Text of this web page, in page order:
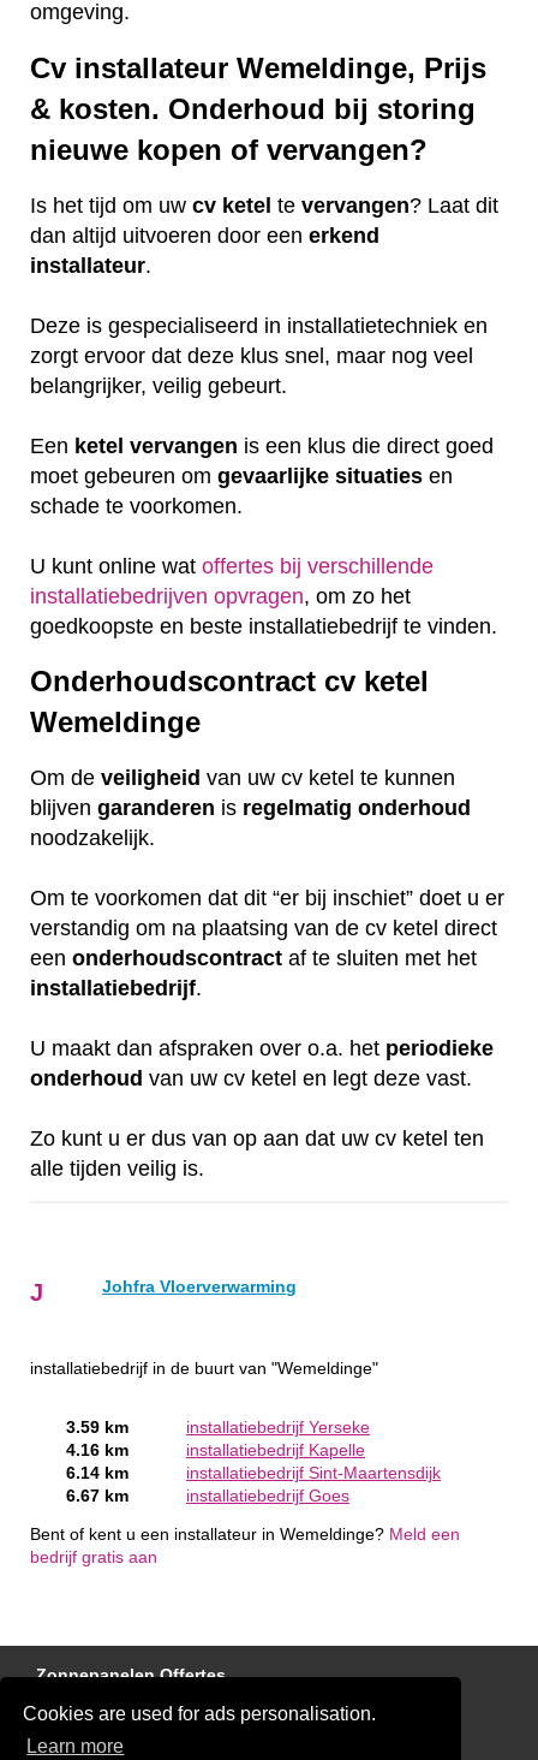
Cookies are used for ads personalisation.
Learn more
omgeving.
Cv installateur Wemeldinge, Prijs
& kosten. Onderhoud bij storing
nieuwe kopen of vervangen?
Is het tijd om uw cv ketel te vervangen? Laat dit
dan altijd uitvoeren door een erkend
installateur.
Deze is gespecialiseerd in installatietechniek en
zorgt ervoor dat deze klus snel, maar nog veel
belangrijker, veilig gebeurt.
Een ketel vervangen is een klus die direct goed
moet gebeuren om gevaarlijke situaties en
schade te voorkomen.
U kunt online wat offertes bij verschillende
installatiebedrijven opvragen, om zo het
goedkoopste en beste installatiebedrijf te vinden.
Onderhoudscontract cv ketel
Wemeldinge
Om de veiligheid van uw cv ketel te kunnen
blijven garanderen is regelmatig onderhoud
noodzakelijk.
Om te voorkomen dat dit “er bij inschiet” doet u er
verstandig om na plaatsing van de cv ketel direct
een onderhoudscontract af te sluiten met het
installatiebedrijf.
U maakt dan afspraken over o.a. het periodieke
onderhoud van uw cv ketel en legt deze vast.
Zo kunt u er dus van op aan dat uw cv ketel ten
alle tijden veilig is.
J Johfra Vloerverwarming
installatiebedrijf in de buurt van "Wemeldinge"
3.59 km
installatiebedrijf Yerseke
4.16 km
installatiebedrijf Kapelle
6.14 km
installatiebedrijf Sint-Maartensdijk
6.67 km
installatiebedrijf Goes
Bent of kent u een installateur in Wemeldinge? Meld een
bedrijf gratis aan
Zonnepanelen Offertes
Laadpaal Offertes